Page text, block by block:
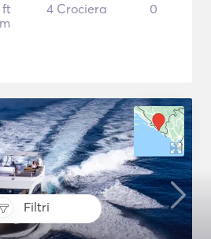
Filtri
ft
4 Crociera 0